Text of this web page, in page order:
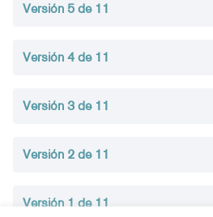
Versión 5 de 11
Versión 4 de 11
Versión 3 de 11
Versión 2 de 11
Versión 1 de 11